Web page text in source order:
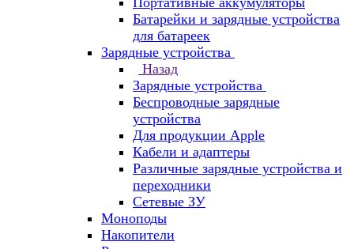
Батарейки и зарядные устройства
для батареек
Зарядные устройства
Назад
Зарядные устройства
Беспроводные зарядные
устройства
Для продукции Apple
Кабели и адаптеры
Различные зарядные устройства и
переходники
Сетевые ЗУ
Моноподы
Накопители